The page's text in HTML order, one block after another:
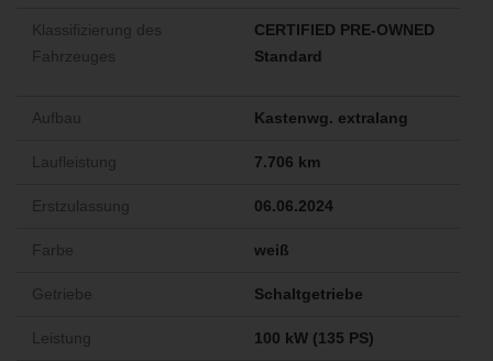
Klassifizierung des
Fahrzeuges
CERTIFIED PRE-OWNED
Standard
Aufbau Kastenwg. extralang
Laufleistung 7.706 km
Erstzulassung 06.06.2024
Farbe weiß
Getriebe Schaltgetriebe
Leistung 100 kW (135 PS)